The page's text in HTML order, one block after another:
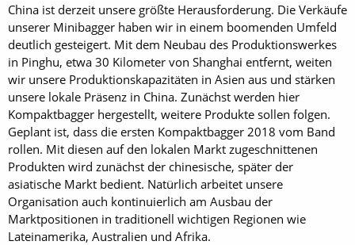
China ist derzeit unsere größte Herausforderung. Die Verkäufe
unserer Minibagger haben wir in einem boomenden Umfeld
deutlich gesteigert. Mit dem Neubau des Produktionswerkes
in Pinghu, etwa 30 Kilometer von Shanghai entfernt, weiten
wir unsere Produktionskapazitäten in Asien aus und stärken
unsere lokale Präsenz in China. Zunächst werden hier
Kompaktbagger hergestellt, weitere Produkte sollen folgen.
Geplant ist, dass die ersten Kompaktbagger 2018 vom Band
rollen. Mit diesen auf den lokalen Markt zugeschnittenen
Produkten wird zunächst der chinesische, später der
asiatische Markt bedient. Natürlich arbeitet unsere
Organisation auch kontinuierlich am Ausbau der
Marktpositionen in traditionell wichtigen Regionen wie
Lateinamerika, Australien und Afrika.